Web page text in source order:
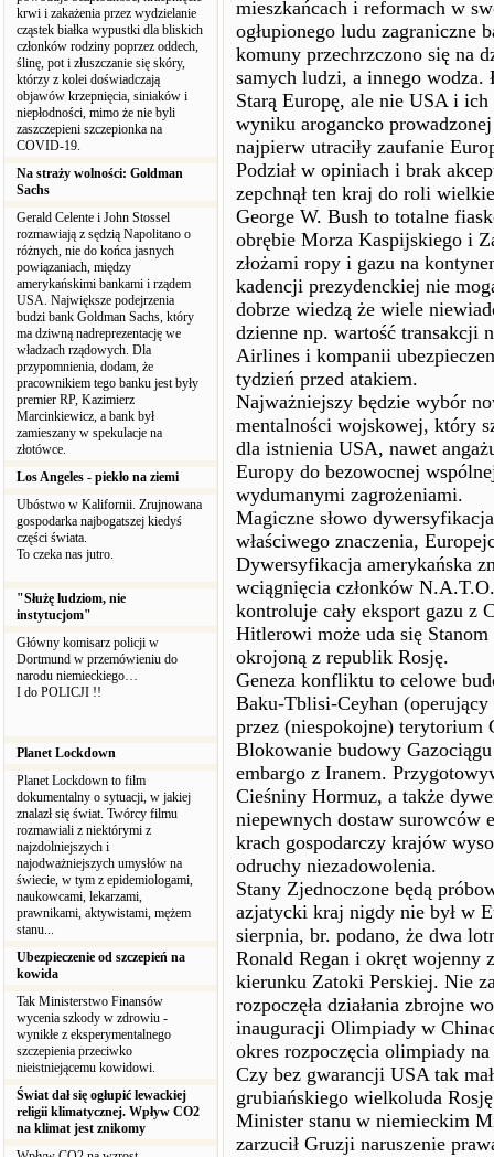
krwi i zakażenia przez wydzielanie
cząstek białka wypustki dla bliskich
członków rodziny poprzez oddech,
ślinę, pot i złuszczanie się skóry,
którzy z kolei doświadczają
objawów krzepnięcia, siniaków i
niepłodności, mimo że nie byli
zaszczepieni szczepionka na
COVID-19.
Na straży wolności: Goldman
Sachs
Gerald Celente i John Stossel
rozmawiają z sędzią Napolitano o
różnych, nie do końca jasnych
powiązaniach, między
amerykańskimi bankami i rządem
USA. Największe podejrzenia
budzi bank Goldman Sachs, który
ma dziwną nadreprezentację we
władzach rządowych. Dla
przypomnienia, dodam, że
pracownikiem tego banku jest były
premier RP, Kazimierz
Marcinkiewicz, a bank był
zamieszany w spekulacje na
złotówce.
Los Angeles - piekło na ziemi
Ubóstwo w Kalifornii. Zrujnowana
gospodarka najbogatszej kiedyś
części świata.
To czeka nas jutro.
"Służę ludziom, nie
instytucjom"
Główny komisarz policji w
Dortmund w przemówieniu do
narodu niemieckiego…
I do POLICJI !!
Planet Lockdown
Planet Lockdown to film
dokumentalny o sytuacji, w jakiej
znalazł się świat. Twórcy filmu
rozmawiali z niektórymi z
najzdolniejszych i
najodważniejszych umysłów na
świecie, w tym z epidemiologami,
naukowcami, lekarzami,
prawnikami, aktywistami, mężem
stanu...
Ubezpieczenie od szczepień na
kowida
Tak Ministerstwo Finansów
wycenia szkody w zdrowiu -
wynikłe z eksperymentalnego
szczepienia przeciwko
nieistniejącemu kowidowi.
Świat dał się ogłupić lewackiej
religii klimatycznej. Wpływ CO2
na klimat jest znikomy
mieszkańcach i reformach w
ogłupionego ludu zagraniczne
komuny przechrzczono się na
samych ludzi, a innego
Starą Europę, ale nie USA i
wyniku arogancko
najpierw utraciły zaufanie
Podział w opiniach i brak
zepchnął ten kraj do roli
George W. Bush to totalne
obrębie Morza Kaspijskiego i
złożami ropy i gazu na
kadencji prezydenckiej nie
dobrze wiedzą że wiele
dzienne np. wartość transakcji
Airlines i kompanii
tydzień przed atakiem.
Najważniejszy będzie wybór
mentalności wojskowej, który
dla istnienia USA, nawet
Europy do bezowocnej
wydumanymi zagrożeniami.
Magiczne słowo
właściwego znaczenia,
Dywersyfikacja amerykańska
wciągnięcia członków
kontroluje cały eksport gazu z
Hitlerowi może uda się
okrojoną z republik Rosję.
Geneza konfliktu to celowe
Baku-Tblisi-Ceyhan
przez (niespokojne) terytorium
Blokowanie budowy
embargo z Iranem.
Cieśniny Hormuz, a także
niepewnych dostaw surowców
krach gospodarczy krajów
odruchy niezadowolenia.
Stany Zjednoczone będą
azjatycki kraj nigdy nie był w
sierpnia, br. podano, że dwa
Ronald Regan i okręt wojenny
kierunku Zatoki Perskiej. Nie
rozpoczęła działania zbrojne
inauguracji Olimpiady w
okres rozpoczęcia olimpiady
Czy bez gwarancji USA tak
grubiańskiego wielkoluda
Minister stanu w niemieckim
zarzucił Gruzji naruszenie